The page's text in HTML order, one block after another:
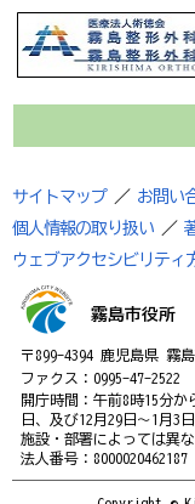
サイトマップ ／ お問い
個人情報の取り扱い
／
ウェブアクセシビリティ
霧島市役所
〒899-4394 鹿児島県 霧
ファクス：0995-47-2522
開庁時間：午前8時15分
日、及び12月29日～1月3日
施設・部署によっては異
法人番号：8000020462187